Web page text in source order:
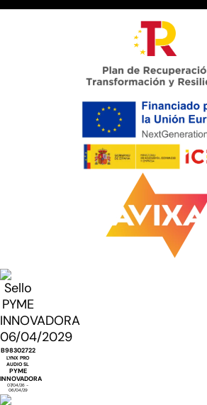
B98302722
LYNX PRO
AUDIO SL
PYME
INNOVADORA
07/04/26 -
06/04/29